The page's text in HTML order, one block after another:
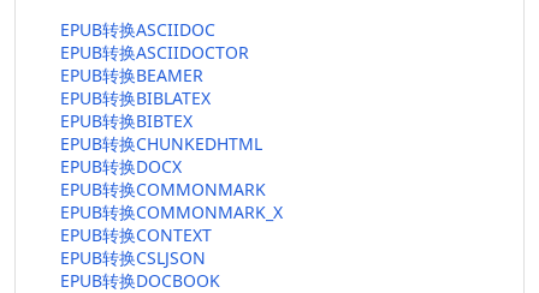
EPUB转换ASCIIDOC
EPUB转换ASCIIDOCTOR
EPUB转换BEAMER
EPUB转换BIBLATEX
EPUB转换BIBTEX
EPUB转换CHUNKEDHTML
EPUB转换DOCX
EPUB转换COMMONMARK
EPUB转换COMMONMARK_X
EPUB转换CONTEXT
EPUB转换CSLJSON
EPUB转换DOCBOOK